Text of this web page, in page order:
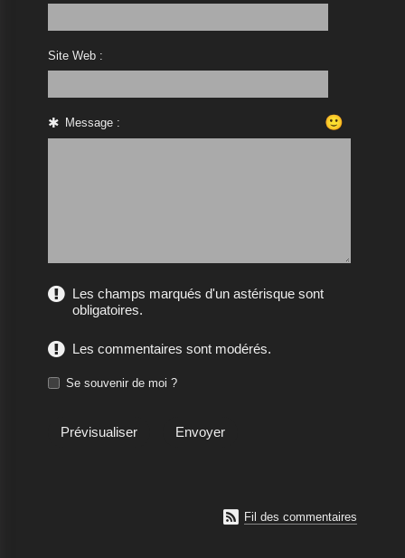
Site Web :
Message : 🙂
Les champs marqués d'un astérisque sont
obligatoires.
Les commentaires sont modérés.
Se souvenir de moi ?
 Fil des commentaires